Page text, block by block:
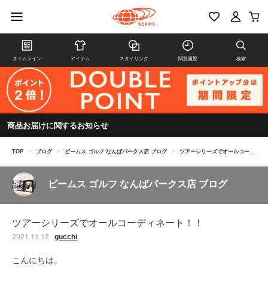
タイムライン アイテム スタイリング 閲覧履歴 検索
商品お届けに関するお知らせ
TOP > ブログ > ビームス ゴルフ なんばパークス店 ブログ > ツアーシリーズでオールコーディネート！！
ビームス ゴルフ なんばパークス店 ブログ
ツアーシリーズでオールコーディネート！！
2021.11.12 gucchi
こんにちは。